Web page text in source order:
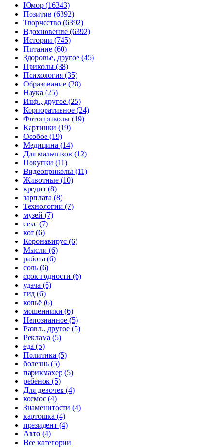
Юмор (16343)
Позитив (6392)
Творчество (6392)
Вдохновение (6392)
Истории (745)
Питание (60)
Здоровье, другое (45)
Приколы (38)
Психология (35)
Образование (28)
Наука (25)
Инф., другое (25)
Корпоративное (24)
Фотоприколы (19)
Картинки (19)
Особое (19)
Медицина (14)
Для мальчиков (12)
Покупки (11)
Видеоприколы (11)
Животные (10)
кредит (8)
зарплата (8)
Технологии (7)
музей (7)
секс (7)
кот (6)
Коронавирус (6)
Мысли (6)
работа (6)
соль (6)
срок годности (6)
удача (6)
гид (6)
копьё (6)
мошенники (6)
Непознанное (5)
Развл., другое (5)
Реклама (5)
еда (5)
Политика (5)
болезнь (5)
парикмахер (5)
ребенок (5)
Для девочек (4)
космос (4)
Знаменитости (4)
картошка (4)
президент (4)
Авто (4)
Все категории